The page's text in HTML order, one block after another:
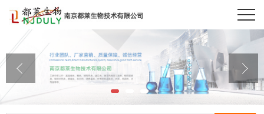
公司介绍
公司动态